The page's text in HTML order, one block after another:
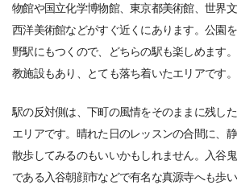
物館や国立化学博物館、東京都美術館、世界
西洋美術館などがすぐ近くにあります。公園
野駅にもつくので、どちらの駅も楽しめます
教施設もあり、とても落ち着いたエリアです。
駅の反対側は、下町の風情をそのままに残し
エリアです。晴れた日のレッスンの合間に、
散歩してみるのもいいかもしれません。入谷
である入谷朝顔市などで有名な真源寺へも歩